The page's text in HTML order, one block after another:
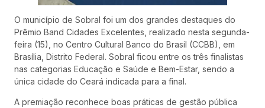
O município de Sobral foi um dos grandes destaques do
Prêmio Band Cidades Excelentes, realizado nesta segunda-
feira (15), no Centro Cultural Banco do Brasil (CCBB), em
Brasília, Distrito Federal. Sobral ficou entre os três finalistas
nas categorias Educação e Saúde e Bem-Estar, sendo a
única cidade do Ceará indicada para a final.
A premiação reconhece boas práticas de gestão pública